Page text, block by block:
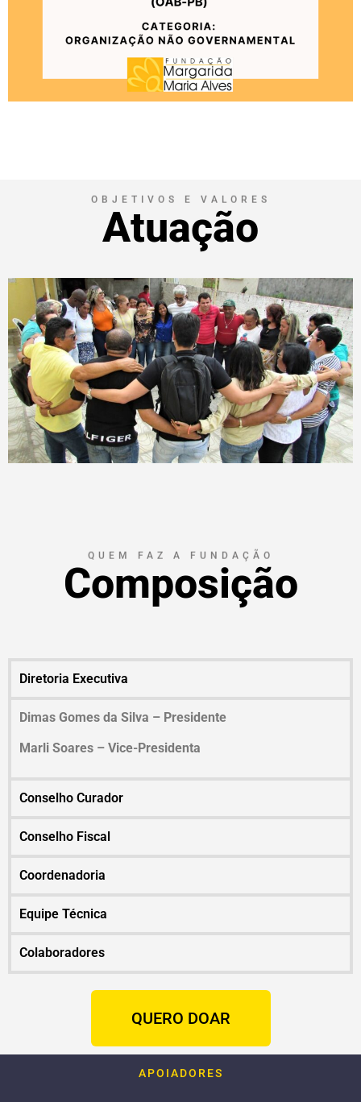
OBJETIVOS E VALORES
Atuação
QUEM FAZ A FUNDAÇÃO
Composição
Diretoria Executiva
Dimas Gomes da Silva – Presidente
Marli Soares – Vice-Presidenta
Conselho Curador
Conselho Fiscal
Coordenadoria
Equipe Técnica
Colaboradores
QUERO DOAR
APOIADORES